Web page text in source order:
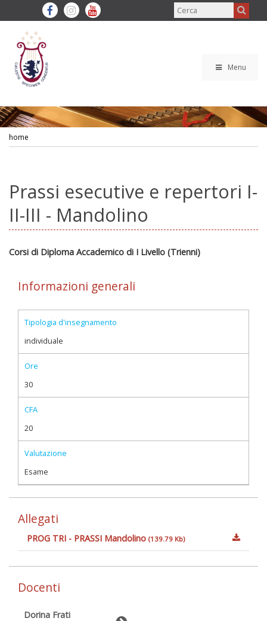
Menu
home
Prassi esecutive e repertori I-
II-III - Mandolino
Corsi di Diploma Accademico di I Livello (Trienni)
Informazioni generali
Tipologia d'insegnamento
individuale
Ore
30
CFA
20
Valutazione
Esame
Allegati
PROG TRI - PRASSI Mandolino (139.79 Kb)
Docenti
Dorina Frati